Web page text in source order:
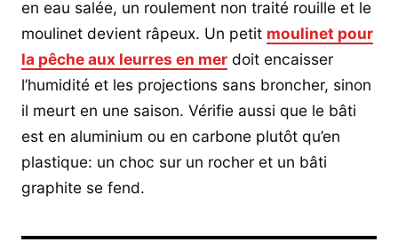
en eau salée, un roulement non traité rouille et le
moulinet devient râpeux. Un petit moulinet pour
la pêche aux leurres en mer doit encaisser
l’humidité et les projections sans broncher, sinon
il meurt en une saison. Vérifie aussi que le bâti
est en aluminium ou en carbone plutôt qu’en
plastique: un choc sur un rocher et un bâti
graphite se fend.